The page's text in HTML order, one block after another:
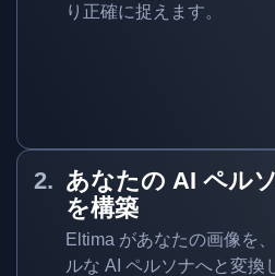
り正確に捉えます。
あなたの AI ペル
を構築
Eltima があなたの画像を
ルな AI ペルソナへと変換